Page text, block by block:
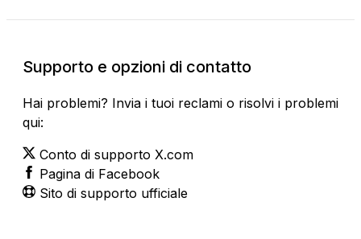
Supporto e opzioni di contatto
Hai problemi? Invia i tuoi reclami o risolvi i problemi
qui:
Conto di supporto X.com
Pagina di Facebook
Sito di supporto ufficiale